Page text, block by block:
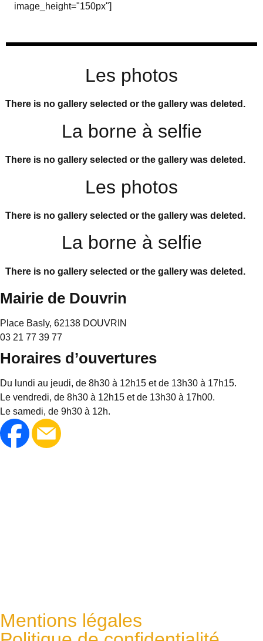
image_height="150px"]
Les photos
There is no gallery selected or the gallery was deleted.
La borne à selfie
There is no gallery selected or the gallery was deleted.
Les photos
There is no gallery selected or the gallery was deleted.
La borne à selfie
There is no gallery selected or the gallery was deleted.
Mairie de Douvrin
Place Basly, 62138 DOUVRIN
03 21 77 39 77
Horaires d’ouvertures
Du lundi au jeudi, de 8h30 à 12h15 et de 13h30 à 17h15.
Le vendredi, de 8h30 à 12h15 et de 13h30 à 17h00.
Le samedi, de 9h30 à 12h.
Mentions légales